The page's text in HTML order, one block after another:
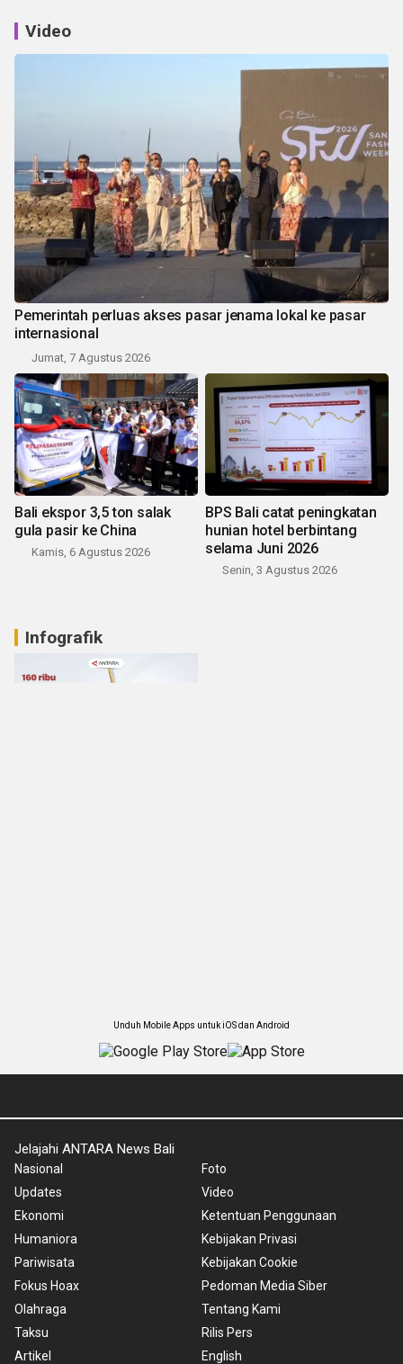
Video
Pemerintah perluas akses pasar jenama lokal ke pasar
internasional
Jumat, 7 Agustus 2026
Bali ekspor 3,5 ton salak
gula pasir ke China
Kamis, 6 Agustus 2026
BPS Bali catat peningkatan
hunian hotel berbintang
selama Juni 2026
Senin, 3 Agustus 2026
Infografik
Unduh Mobile Apps untuk iOS dan Android
Jelajahi ANTARA News Bali
Nasional
Updates
Ekonomi
Humaniora
Pariwisata
Fokus Hoax
Olahraga
Taksu
Artikel
Foto
Video
Ketentuan Penggunaan
Kebijakan Privasi
Kebijakan Cookie
Pedoman Media Siber
Tentang Kami
Rilis Pers
English